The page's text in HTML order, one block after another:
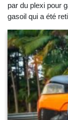
par du plexi pour
gasoil qui a été